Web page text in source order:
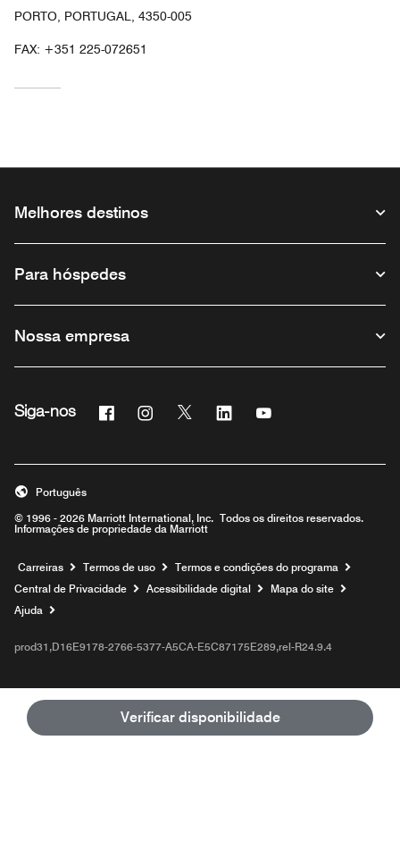
Verificar disponibilidade
PORTO, PORTUGAL, 4350-005
FAX: +351 225-072651
Melhores destinos
Para hóspedes
Nossa empresa
Siga-nos FacebookInstagram
Twitter Linkedin
© 1996 - 2026 Marriott International, Inc. Todos os direitos reservados.
Informações de propriedade da Marriott
Português
Carreiras Termos de uso
Termos e condições do programa
Central de Privacidade
Acessibilidade digital
Mapa do site
Ajuda
prod31,D16E9178-2766-5377-A5CA-E5C87175E289,rel-R24.9.4